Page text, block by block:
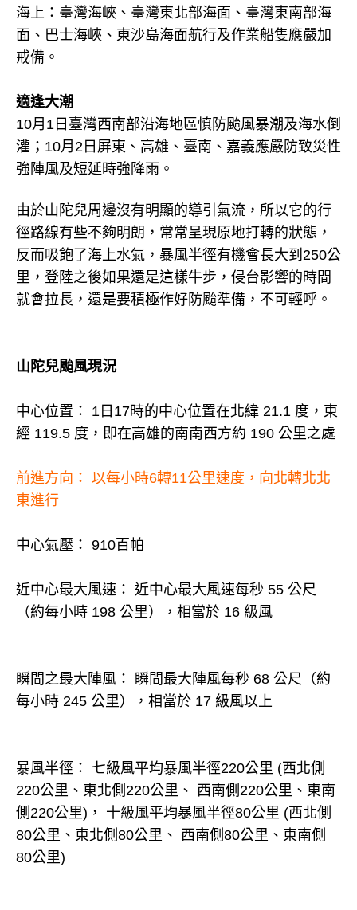
海上：臺灣海峽、臺灣東北部海面、臺灣東南部海
面、巴士海峽、東沙島海面航行及作業船隻應嚴加
戒備。
適逢大潮
10月1日臺灣西南部沿海地區慎防颱風暴潮及海水倒
灌；10月2日屏東、高雄、臺南、嘉義應嚴防致災性
強陣風及短延時強降雨。
由於山陀兒周邊沒有明顯的導引氣流，所以它的行
徑路線有些不夠明朗，常常呈現原地打轉的狀態，
反而吸飽了海上水氣，暴風半徑有機會長大到250公
里，登陸之後如果還是這樣牛步，侵台影響的時間
就會拉長，還是要積極作好防颱準備，不可輕呼。
山陀兒颱風現況
中心位置： 1日17時的中心位置在北緯 21.1 度，東
經 119.5 度，即在高雄的南南西方約 190 公里之處
前進方向： 以每小時6轉11公里速度，向北轉北北
東進行
中心氣壓： 910百帕
近中心最大風速： 近中心最大風速每秒 55 公尺
（約每小時 198 公里），相當於 16 級風
瞬間之最大陣風： 瞬間最大陣風每秒 68 公尺（約
每小時 245 公里），相當於 17 級風以上
暴風半徑： 七級風平均暴風半徑220公里 (西北側
220公里、東北側220公里、 西南側220公里、東南
側220公里)， 十級風平均暴風半徑80公里 (西北側
80公里、東北側80公里、 西南側80公里、東南側
80公里)